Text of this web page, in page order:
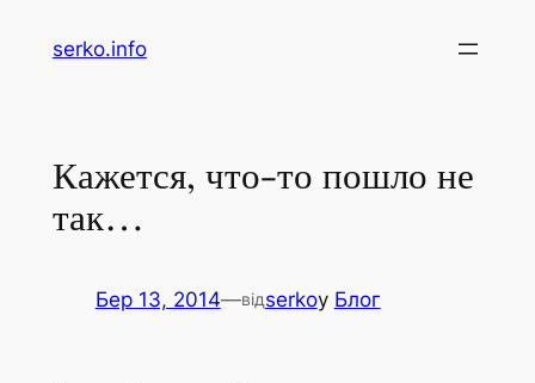
serko.info
Кажется, что-то пошло не
так…
Бер 13, 2014—відserkoу Блог